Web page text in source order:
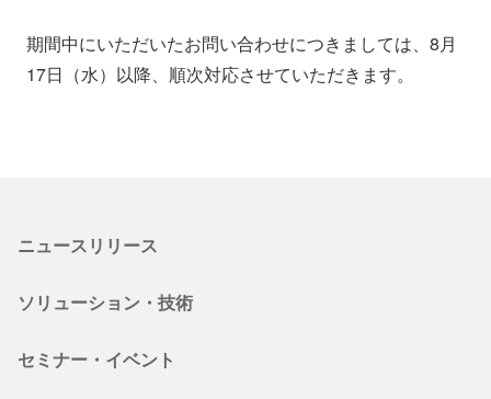
採用情報 資料ダウンロード
期間中にいただいたお問い合わせにつきましては、8月
17日（水）以降、順次対応させていただきます。
ニュースリリース
ソリューション・技術
セミナー・イベント